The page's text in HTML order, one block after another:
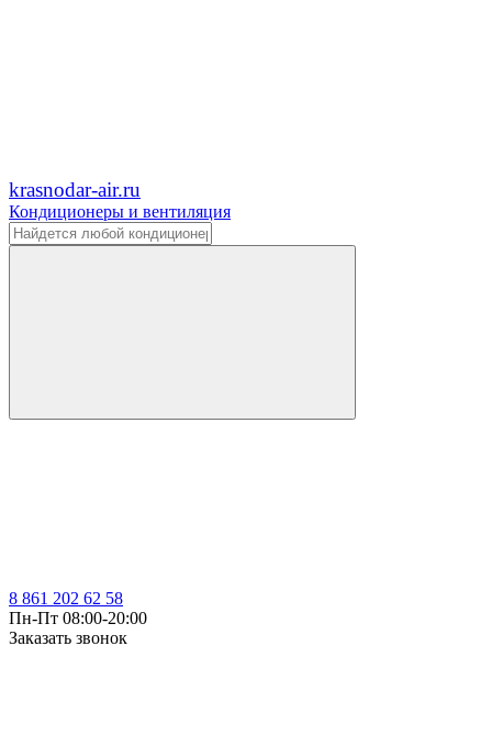
krasnodar-air.ru
Кондиционеры и вентиляция
8 861 202 62 58
Пн-Пт 08:00-20:00
Заказать звонок